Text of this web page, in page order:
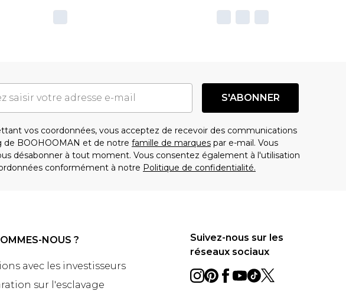
S'ABONNER
vos coordonnées, vous acceptez de recevoir des communications
de BOOHOOMAN et de notre famille de marques par e-mail. Vous
désabonner à tout moment. Vous consentez également à l'utilisation
conformément à notre Politique de confidentialité.
NOUS ?
avec les investisseurs
sur l'esclavage
Suivez-nous sur les
réseaux sociaux